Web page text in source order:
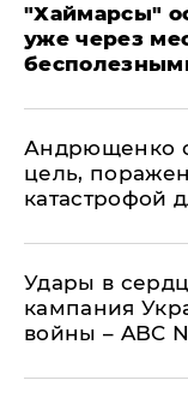
"Хаймарсы"
уже через
Андрющенко
цель,
катастрофой
Удары в
кампания
войны – ABC